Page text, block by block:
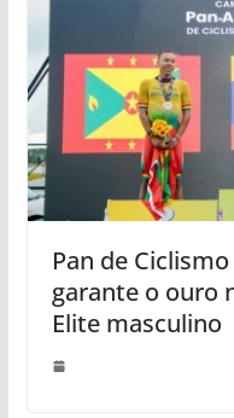
Pan de
garante o ouro
Elite masculino